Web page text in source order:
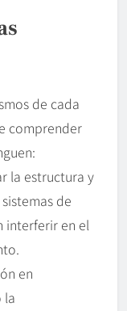
de cada
comprender
la estructura y
de
interferir en el
en
la